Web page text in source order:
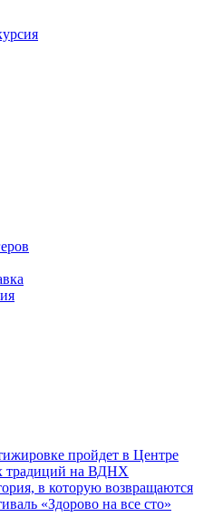
пройдет в Центре
традиций на ВДНХ
в которую возвращаются
«Здорово на все сто»